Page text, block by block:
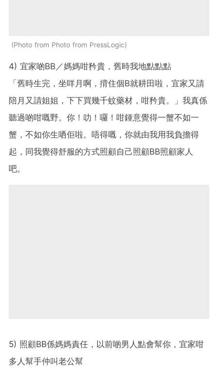
Photo from Photo from PressLogic
4) 宜家啲BB／媽媽咁矜貴，舊時我地點點點
「舊時生完，坐咩月啊，揹住個B就耕田啦，宜家又請
陪月又請姐姐，下下買幾千蚊藥材，咁矜貴。」我真係
聽過啲咁嘅野。你！叻！囉！咁鍾意覺得一蟹不如一
蟹，不如你生哂佢啦。唔得嘅，你就由我用我負擔得
起，同我覺得舒服的方式照顧自己照顧BB照顧家人
吧。
5) 照顧BB係媽媽責任，以前啲男人點會幫你，宜家咁
多人幫手仲叫老公幫